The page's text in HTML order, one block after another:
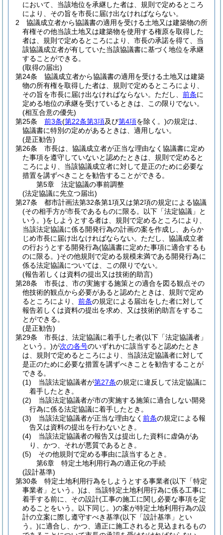
において、当該地位を承継した者は、規則で定めるところ
により、その旨を市長に届け出なければならない。
2
協議成立者から協議書の適用を受ける土地又は建築物の所
有権その他当該土地又は建築物を使用する権原を取得した
者は、規則で定めるところにより、市長の承諾を得て、当
該協議成立者が有していた当該協議書に基づく地位を承継
することができる。
(取得の届出)
第24条
協議成立者から協議書の適用を受ける土地又は建築
物の所有権を取得した者は、規則で定めるところにより、
その旨を市長に届け出なければならない。 ただし、 前条に
定める地位の承継を受けているときは、この限りでない。
(相互合意の優先)
第25条
前3条(第22条第3項及び第4項を除く。)の規定は、
協議書に特別の定めがあるときは、適用しない。
(是正勧告)
第26条
市長は、協議成立者が正当な理由なく協議書に定め
た事項を遵守していないと認めたときは、規則で定めると
ころにより、当該協議成立者に対して是正のために必要な
措置を講ずべきことを勧告することができる。
第5章
法定協議の事前調整
(法定協議に先立つ届出)
第27条
都市計画法第32条第1項又は第2項の規定による協議
(その相手方が市長であるものに限る。以下「法定協議」と
いう。)をしようとする者は、規則で定めるところにより、
当該法定協議に係る開発行為の計画の案を作成し、あらか
じめ市長に届け出なければならない。 ただし、協議成立者
の行おうとする開発行為(協議書に定めた事項に適合するも
のに限る。)その他規則で定める規模未満である開発行為に
係る法定協議については、この限りでない。
(報告若しくは資料の提出又は技術的助言)
第28条
市長は、市の実施する施策との適合を図る観点その
他技術的観点から必要があると認めたときは、規則で定め
るところにより、 前条の規定による届出をした者に対して
報告若しくは資料の提出を求め、又は技術的助言をするこ
とができる。
(是正勧告)
第29条
市長は、法定協議に着手した者(以下「法定協議者」
という。)が次の各号のいずれかに該当すると認めたとき
は、規則で定めるところにより、当該法定協議者に対して
是正のために必要な措置を講ずべきことを勧告することが
できる。
(1)
当該法定協議者が第27条の規定に違反して法定協議に
着手したとき。
(2)
当該法定協議者が市の実施する施策に適合しない開発
行為に係る法定協議に着手したとき。
(3)
当該法定協議者が正当な理由なく 前条の規定による報
告又は資料の提出を行わないとき。
(4)
当該法定協議者の報告又は提出した資料に虚偽があ
り、かつ、それが悪質であるとき。
(5)
その他規則で定める事由に該当するとき。
第6章
特定土地利用行為の適正化の手続
(設計基準)
第30条
特定土地利用行為をしようとする事業者(以下「特定
事業者」という。)は、当該特定土地利用行為に係る工事に
着手する前に、その設計(工事の施工に関し必要な事項を定
めることをいう。以下同じ。)の案が特定土地利用行為の設
計の立案に際し遵守すべき基準(以下「設計基準」とい
う。)に適合し、かつ、適正に施工されると見込まれるもの